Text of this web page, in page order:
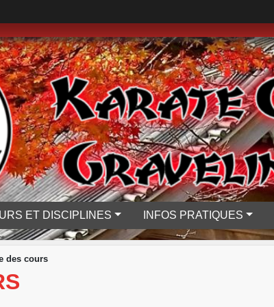
ET DISCIPLINES INFOS PRATIQUES
des cours